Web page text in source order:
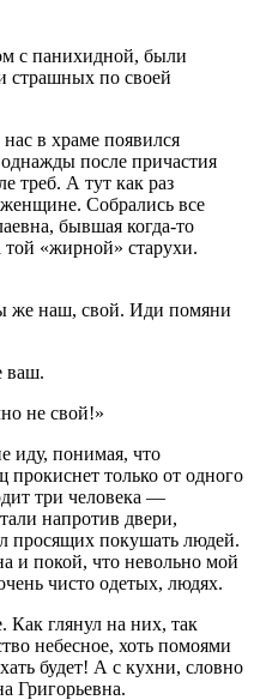
с панихидной, были
страшных по своей
в храме появился
после причастия
треб. А тут как раз
Собрались все
бывшая когда-то
той «жирной» старухи.
же наш, свой. Иди помяни
ваш.
не свой!»
иду, понимая, что
только от одного
три человека —
напротив двери,
просящих покушать людей.
и покой, что невольно мой
чисто одетых, людях.
Как глянул на них, так
небесное, хоть помоями
будет! А с кухни, словно
Григорьевна.